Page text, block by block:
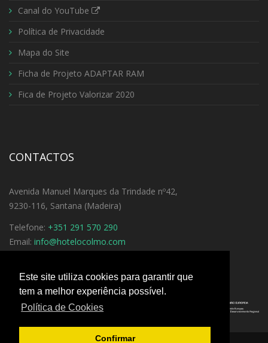
Este site utiliza cookies para garantir que
tem a melhor experiência possível.
Política de Cookies
Confirmar
Canal do YouTube
Política de Privacidade
Mapa do Site
Ficha de Projeto ADAPTAR RAM
Fica de Projeto Valorizar 2020
CONTACTOS
Avenida Manuel Marques da Trindade nº42,
9230-116, Santana (Madeira)
Telefone: +351 291 570 290
Email: info@hotelocolmo.com